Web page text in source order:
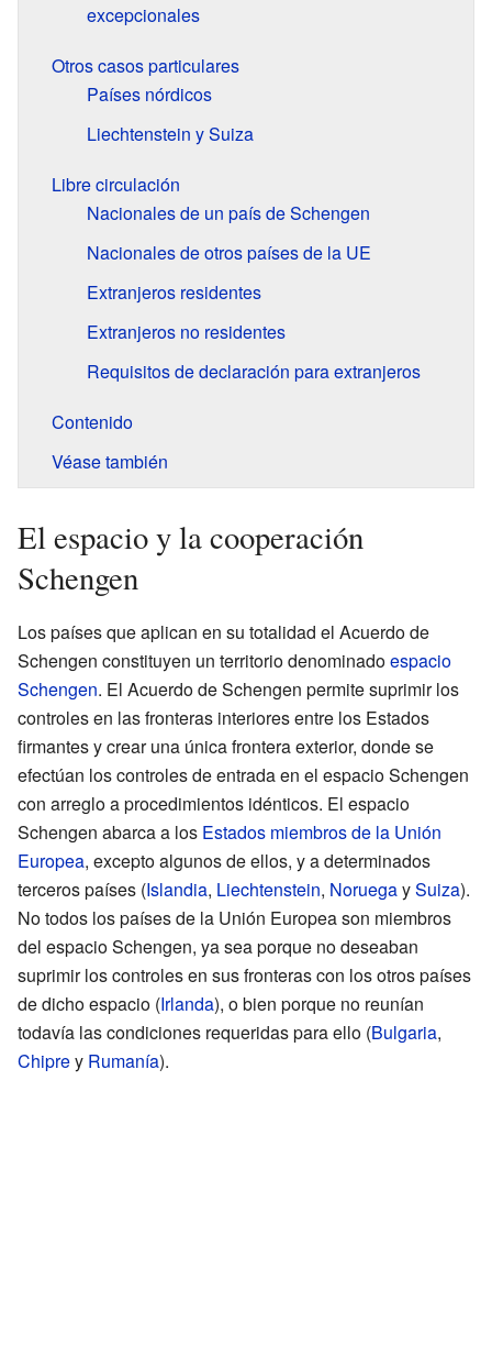
excepcionales
Otros casos particulares
Países nórdicos
Liechtenstein y Suiza
Libre circulación
Nacionales de un país de Schengen
Nacionales de otros países de la UE
Extranjeros residentes
Extranjeros no residentes
Requisitos de declaración para extranjeros
Contenido
Véase también
El espacio y la cooperación
Schengen
Los países que aplican en su totalidad el Acuerdo de
Schengen constituyen un territorio denominadoespacio
Schengen. El Acuerdo de Schengen permite suprimir los
controles en las fronteras interiores entre los Estados
firmantes y crear una única frontera exterior, donde se
efectúan los controles de entrada en el espacio Schengen
con arreglo a procedimientos idénticos. El espacio
Schengen abarca a los Estados miembros de la Unión
Europea, excepto algunos de ellos, y a determinados
terceros países (Islandia, Liechtenstein, NoruegaySuiza).
No todos los países de la Unión Europea son miembros
del espacio Schengen, ya sea porque no deseaban
suprimir los controles en sus fronteras con los otros países
de dicho espacio (Irlanda), o bien porque no reunían
todavía las condiciones requeridas para ello (Bulgaria,
Chiprey Rumanía).